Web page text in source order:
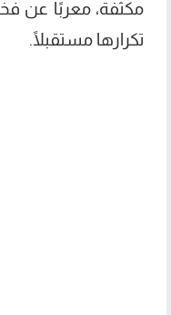
مكثفة، معربًا عن
تكرارها مستقبلًا.